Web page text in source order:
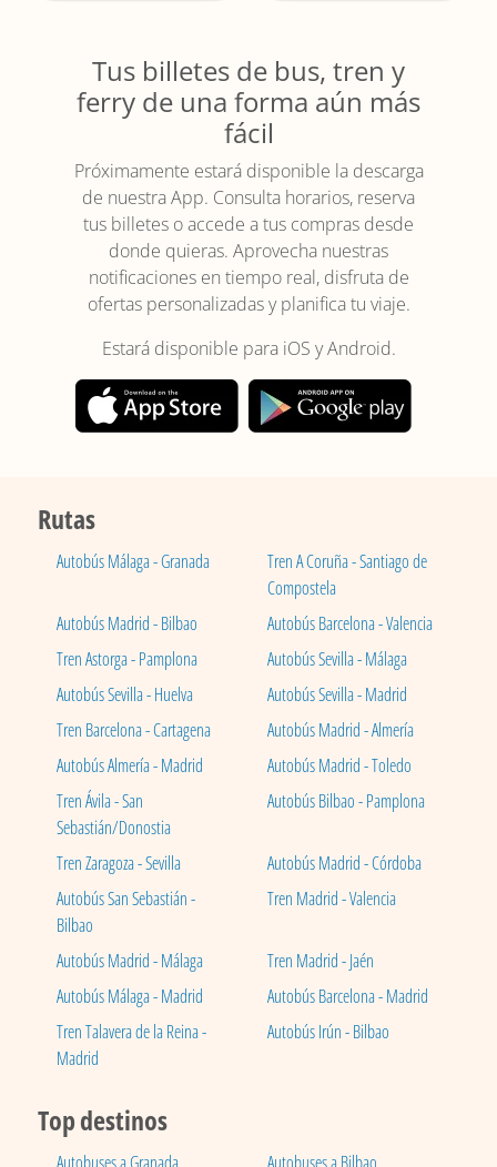
Tus billetes de bus, tren y
ferry de una forma aún más
fácil
Próximamente estará disponible la descarga
de nuestra App. Consulta horarios, reserva
tus billetes o accede a tus compras desde
donde quieras. Aprovecha nuestras
notificaciones en tiempo real, disfruta de
ofertas personalizadas y planifica tu viaje.
Estará disponible para iOS y Android.
Rutas
Autobús Málaga - Granada
Tren A Coruña - Santiago de
Compostela
Autobús Madrid - Bilbao
Autobús Barcelona - Valencia
Tren Astorga - Pamplona
Autobús Sevilla - Málaga
Autobús Sevilla - Huelva
Autobús Sevilla - Madrid
Tren Barcelona - Cartagena
Autobús Madrid - Almería
Autobús Almería - Madrid
Autobús Madrid - Toledo
Tren Ávila - San
Sebastián/Donostia
Autobús Bilbao - Pamplona
Tren Zaragoza - Sevilla
Autobús Madrid - Córdoba
Autobús San Sebastián -
Bilbao
Tren Madrid - Valencia
Autobús Madrid - Málaga
Tren Madrid - Jaén
Autobús Málaga - Madrid
Autobús Barcelona - Madrid
Tren Talavera de la Reina -
Madrid
Autobús Irún - Bilbao
Top destinos